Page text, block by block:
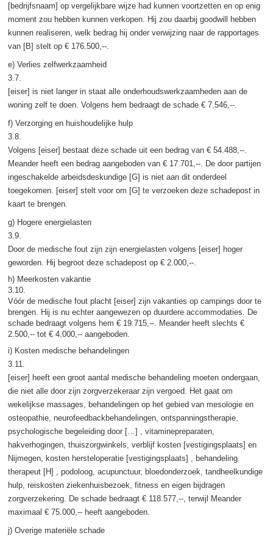
[bedrijfsnaam] op vergelijkbare wijze had kunnen voortzetten en op enig
moment zou hebben kunnen verkopen. Hij zou daarbij goodwill hebben
kunnen realiseren, welk bedrag hij onder verwijzing naar de rapportages
van [B] stelt op € 176.500,--.
e) Verlies zelfwerkzaamheid
3.7.
[eiser] is niet langer in staat alle onderhoudswerkzaamheden aan de
woning zelf te doen. Volgens hem bedraagt de schade € 7.546,--.
f) Verzorging en huishoudelijke hulp
3.8.
Volgens [eiser] bestaat deze schade uit een bedrag van € 54.488,--.
Meander heeft een bedrag aangeboden van € 17.701,--. De door partijen
ingeschakelde arbeidsdeskundige [G] is niet aan dit onderdeel
toegekomen. [eiser] stelt voor om [G] te verzoeken deze schadepost in
kaart te brengen.
g) Hogere energielasten
3.9.
Door de medische fout zijn zijn energielasten volgens [eiser] hoger
geworden. Hij begroot deze schadepost op € 2.000,--.
h) Meerkosten vakantie
3.10.
Vóór de medische fout placht [eiser] zijn vakanties op campings door te
brengen. Hij is nu echter aangewezen op duurdere accommodaties. De
schade bedraagt volgens hem € 19.715,--. Meander heeft slechts €
2.500,-- tot € 4.000,-- aangeboden.
i) Kosten medische behandelingen
3.11.
[eiser] heeft een groot aantal medische behandeling moeten ondergaan,
die niet alle door zijn zorgverzekeraar zijn vergoed. Het gaat om
wekelijkse massages, behandelingen op het gebied van mesologie en
osteopathie, neurofeedbackbehandelingen, ontspanningstherapie,
psychologische begeleiding door […] , vitaminepreparaten,
hakverhogingen, thuiszorgwinkels, verblijf kosten [vestigingsplaats] en
Nijmegen, kosten hersteloperatie [vestigingsplaats] , behandeling
therapeut [H] , podoloog, acupunctuur, bloedonderzoek, tandheelkundige
hulp, reiskosten ziekenhuisbezoek, fitness en eigen bijdragen
zorgverzekering. De schade bedraagt € 118.577,--, terwijl Meander
maximaal € 75.000,-- heeft aangeboden.
j) Overige materiële schade